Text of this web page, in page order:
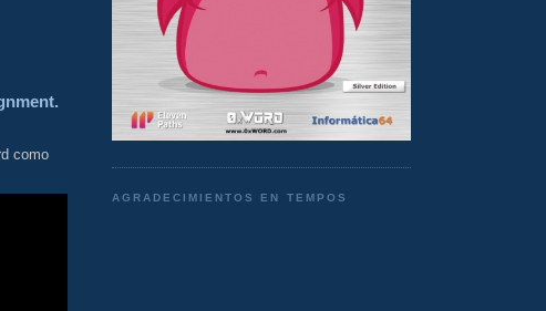
como
AGRADECIMIENTOS EN TEMPOS